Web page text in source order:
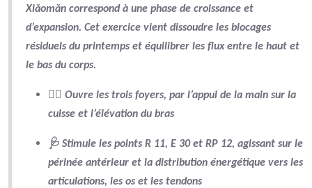
Xiǎomǎn correspond à une phase de croissance et
d’expansion. Cet exercice vient dissoudre les blocages
résiduels du printemps et équilibrer les flux entre le haut et
le bas du corps.
🧍‍♂️ Ouvre les trois foyers, par l’appui de la main sur la
cuisse et l’élévation du bras
🩺 Stimule les points R 11, E 30 et RP 12, agissant sur le
périnée antérieur et la distribution énergétique vers les
articulations, les os et les tendons